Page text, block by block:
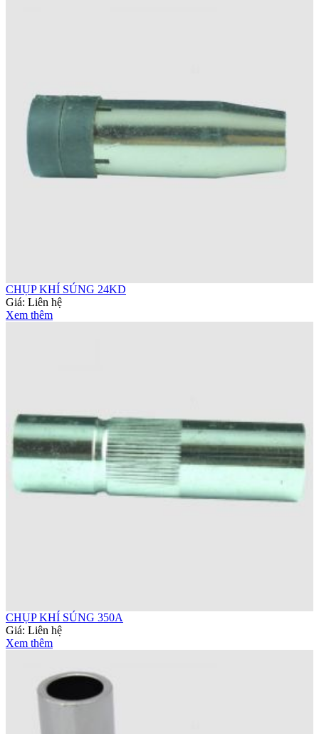
CHỤP KHÍ SÚNG 24KD
Giá: Liên hệ
Xem thêm
CHỤP KHÍ SÚNG 350A
Giá: Liên hệ
Xem thêm